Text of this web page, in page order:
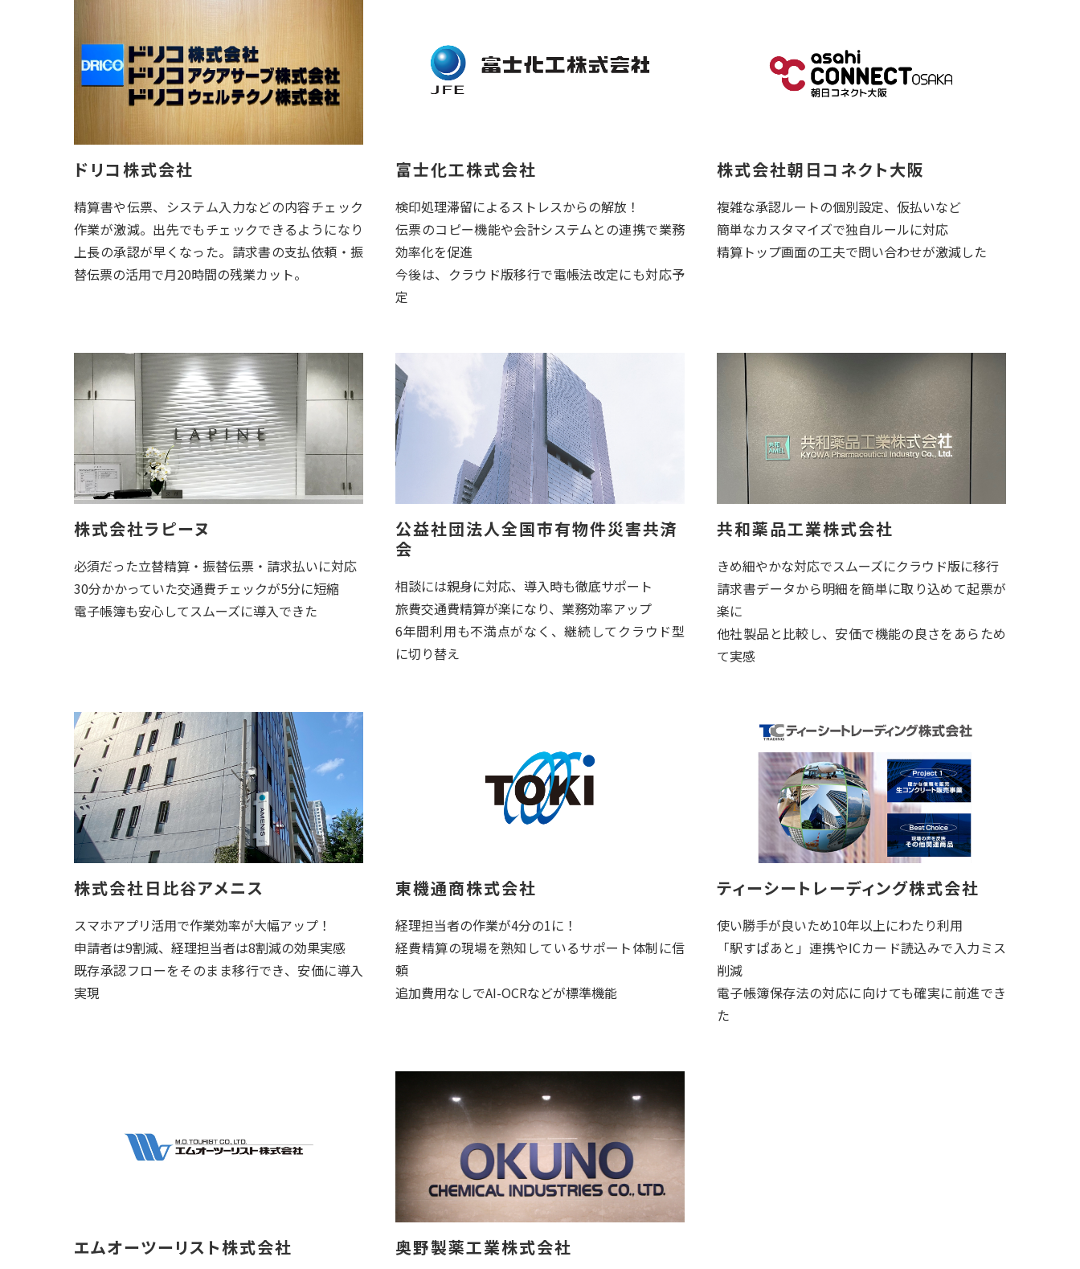
ドリコ株式会社
精算書や伝票、システム入力などの内容チェック
作業が激減。出先でもチェックできるようになり
上長の承認が早くなった。請求書の支払依頼・振
替伝票の活用で月20時間の残業カット。
富士化工株式会社
検印処理滞留によるストレスからの解放！
伝票のコピー機能や会計システムとの連携で業務
効率化を促進
今後は、クラウド版移行で電帳法改定にも対応予
定
株式会社朝日コネクト大阪
複雑な承認ルートの個別設定、仮払いなど
簡単なカスタマイズで独自ルールに対応
精算トップ画面の工夫で問い合わせが激減した
株式会社ラピーヌ
必須だった立替精算・振替伝票・請求払いに対応
30分かかっていた交通費チェックが5分に短縮
電子帳簿も安心してスムーズに導入できた
公益社団法人全国市有物件災害共済
会
相談には親身に対応、導入時も徹底サポート
旅費交通費精算が楽になり、業務効率アップ
6年間利用も不満点がなく、継続してクラウド型
に切り替え
共和薬品工業株式会社
きめ細やかな対応でスムーズにクラウド版に移行
請求書データから明細を簡単に取り込めて起票が
楽に
他社製品と比較し、安価で機能の良さをあらため
て実感
株式会社日比谷アメニス
スマホアプリ活用で作業効率が大幅アップ！
申請者は9割減、経理担当者は8割減の効果実感
既存承認フローをそのまま移行でき、安価に導入
実現
東機通商株式会社
経理担当者の作業が4分の1に！
経費精算の現場を熟知しているサポート体制に信
頼
追加費用なしでAI-OCRなどが標準機能
ティーシートレーディング株式会社
使い勝手が良いため10年以上にわたり利用
「駅すぱあと」連携やICカード読込みで入力ミス
削減
電子帳簿保存法の対応に向けても確実に前進でき
た
エムオーツーリスト株式会社 奥野製薬工業株式会社